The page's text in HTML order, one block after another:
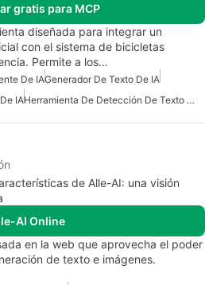
gratis para MCP
diseñada para integrar un
con el sistema de bicicletas
Permite a los…
De IAGenerador De Texto De IA
IA
Herramienta De Detección De Texto De IA
de Alle-AI: una visión
AI Online
en la web que aprovecha el poder
de texto e imágenes.